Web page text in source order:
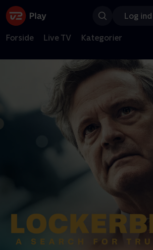
Log ind
Forside Live TV Kategorier